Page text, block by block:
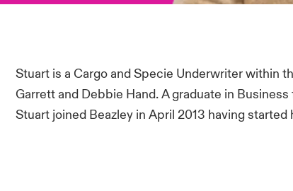
Stuart is a Cargo and Specie Underwriter within
Garrett and Debbie Hand. A graduate in
Stuart joined Beazley in April 2013 having